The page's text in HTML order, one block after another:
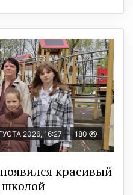
2026, 16:27 180
красивый
школой